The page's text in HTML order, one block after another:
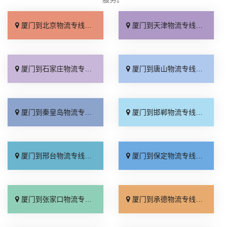
厦门到北京物流专线_直达不中转「送货到门」 厦门到天津物流专线_运保时效「高效快运」
厦门到石家庄物流专线_准时准点「多少公里」 厦门到唐山物流专线_全境派送「收费介绍」
厦门到秦皇岛物流专线_高效运输「运保时效」 厦门到邯郸物流专线_物流拼车「全境配送」
厦门到邢台物流专线_专业靠谱「上门提货」 厦门到保定物流专线_全程直达「高效运输」
厦门到张家口物流专线_全境派送「多久能到」 厦门到承德物流专线_专业调车「合理收费」